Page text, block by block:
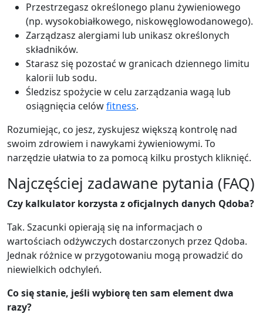
Przestrzegasz określonego planu żywieniowego
(np. wysokobiałkowego, niskowęglowodanowego).
Zarządzasz alergiami lub unikasz określonych
składników.
Starasz się pozostać w granicach dziennego limitu
kalorii lub sodu.
Śledzisz spożycie w celu zarządzania wagą lub
osiągnięcia celówfitness.
Rozumiejąc, co jesz, zyskujesz większą kontrolę nad
swoim zdrowiem i nawykami żywieniowymi. To
narzędzie ułatwia to za pomocą kilku prostych kliknięć.
Najczęściej zadawane pytania (FAQ)
Czy kalkulator korzysta z oficjalnych danych Qdoba?
Tak. Szacunki opierają się na informacjach o
wartościach odżywczych dostarczonych przez Qdoba.
Jednak różnice w przygotowaniu mogą prowadzić do
niewielkich odchyleń.
Co się stanie, jeśli wybiorę ten sam element dwa
razy?